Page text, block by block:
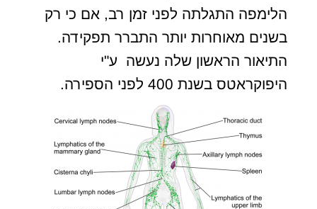
הלימפה התגלתה לפני זמן רב, אם כי רק
בשנים מאוחרות יותר התברר תפקידה.
התיאור הראשון שלה נעשה ע"י
היפוקראטס בשנת 400 לפני הספירה.